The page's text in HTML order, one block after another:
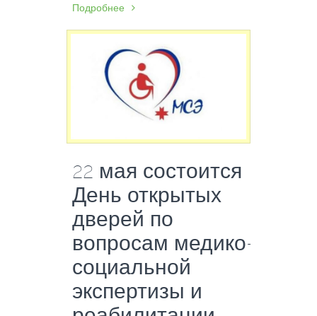
Подробнее
22 мая состоится
День открытых
дверей по
вопросам медико-
социальной
экспертизы и